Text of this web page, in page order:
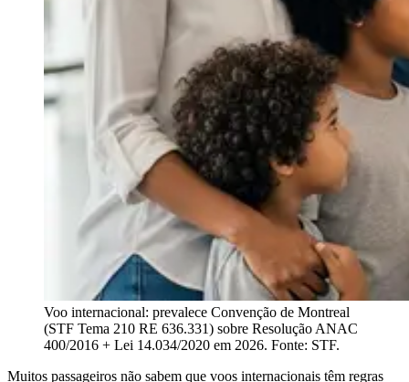
Voo internacional: prevalece Convenção de Montreal
(STF Tema 210 RE 636.331) sobre Resolução ANAC
400/2016 + Lei 14.034/2020 em 2026. Fonte: STF.
Muitos passageiros não sabem que voos internacionais têm regras